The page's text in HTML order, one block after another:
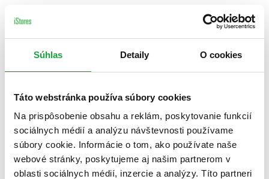
Súhlas Detaily O cookies
Táto webstránka používa súbory cookies
Na prispôsobenie obsahu a reklám, poskytovanie funkcií
sociálnych médií a analýzu návštevnosti používame
súbory cookie. Informácie o tom, ako používate naše
webové stránky, poskytujeme aj našim partnerom v
oblasti sociálnych médií, inzercie a analýzy. Títo partneri